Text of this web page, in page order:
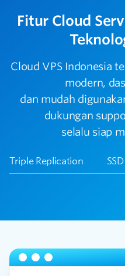
Fitur Cloud
Cloud VPS Indonesia
modern,
dan mudah
dukungan
selalu siap
Triple Replication